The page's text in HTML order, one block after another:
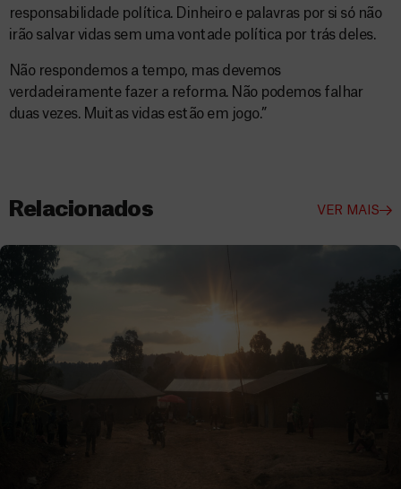
responsabilidade política. Dinheiro e palavras por si só não
irão salvar vidas sem uma vontade política por trás deles.
Não respondemos a tempo, mas devemos
verdadeiramente fazer a reforma. Não podemos falhar
duas vezes. Muitas vidas estão em jogo.”
Relacionados VER MAIS